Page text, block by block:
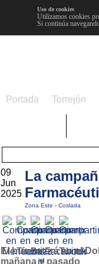
Uso de cookies
Utilizamos cookies
Si continúa
Portada Torrejón
09
Jun
2025
La
Zona Este - Coslada
El bus estará en el
mañana y pasado